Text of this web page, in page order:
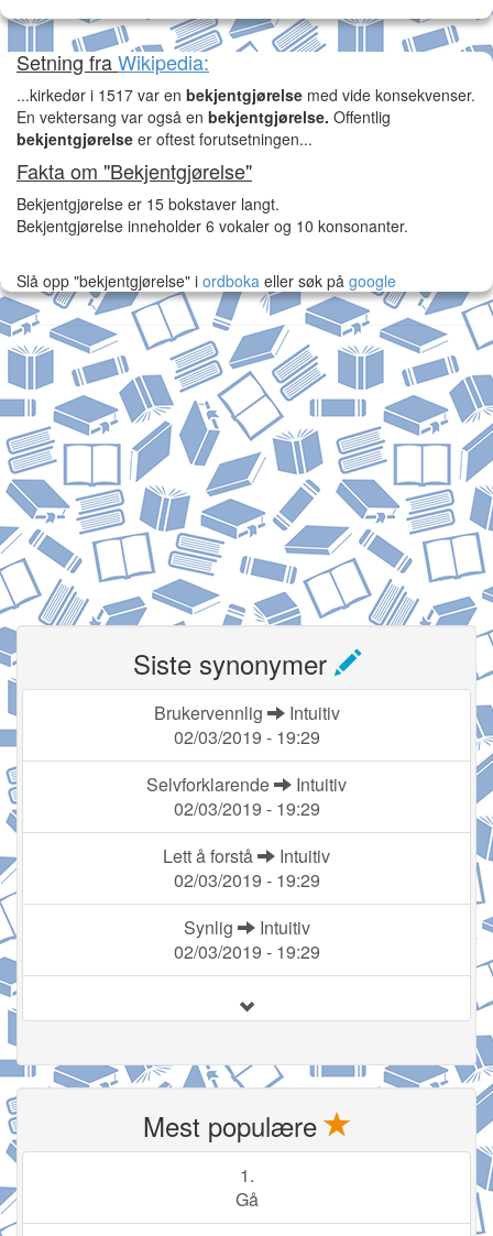
Setning fraWikipedia:
...kirkedør i 1517 var en bekjentgjørelse med vide konsekvenser.
En vektersang var også en bekjentgjørelse. Offentlig
bekjentgjørelse er oftest forutsetningen...
Fakta om "Bekjentgjørelse"
Bekjentgjørelse er 15 bokstaver langt.
Bekjentgjørelse inneholder 6 vokaler og 10 konsonanter.
Slå opp "bekjentgjørelse" i ordboka eller søk på google
Siste synonymer
Brukervennlig
Intuitiv
02/03/2019 - 19:29
Selvforklarende
Intuitiv
02/03/2019 - 19:29
Lett å forstå
Intuitiv
02/03/2019 - 19:29
Synlig
Intuitiv
02/03/2019 - 19:29
Mest populære
1.
Gå